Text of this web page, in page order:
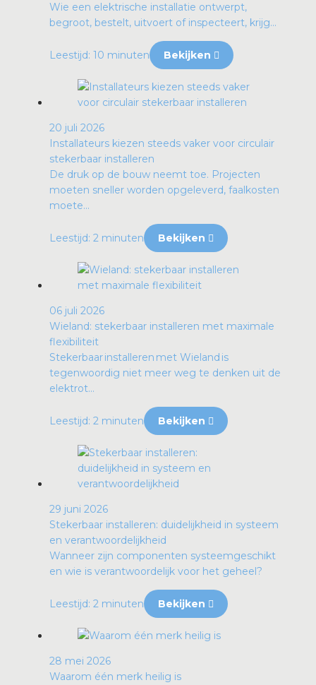
Wie een elektrische installatie ontwerpt,
begroot, bestelt, uitvoert of inspecteert, krijg...
Leestijd: 10 minuten Bekijken
20 juli 2026
Installateurs kiezen steeds vaker voor circulair
stekerbaar installeren
De druk op de bouw neemt toe. Projecten
moeten sneller worden opgeleverd, faalkosten
moete...
Leestijd: 2 minuten Bekijken
06 juli 2026
Wieland: stekerbaar installeren met maximale
flexibiliteit
Stekerbaar installeren met Wieland is
tegenwoordig niet meer weg te denken uit de
elektrot...
Leestijd: 2 minuten Bekijken
29 juni 2026
Stekerbaar installeren: duidelijkheid in systeem
en verantwoordelijkheid
Wanneer zijn componenten systeemgeschikt
en wie is verantwoordelijk voor het geheel?
Leestijd: 2 minuten Bekijken
28 mei 2026
Waarom één merk heilig is